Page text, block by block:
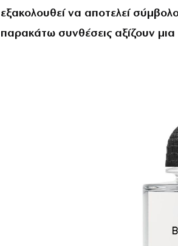
εξακολουθεί να αποτελεί
παρακάτω συνθέσεις αξίζουν